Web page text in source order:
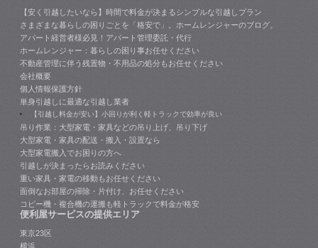
【安く引越したいなら】時間で料金が決まるシンプルな引越しプラン
さまざまな暮らしの困りごとを「格安で」。ホームレンジャーのブログ。
アパート経営者様必見！アパート管理委託・代行
ホームレンジャー：暮らしの困り事お任せください
不動産管理に伴う残置物・不用品の処分もお任せください
会社概要
個人情報保護方針
単身引越しに最適な引越し業者
【引越し料金が安い】小回りが利く軽トラックで効率が良い
吊り作業：大型家電・家具などの吊り上げ、吊り下げ
大型家電・家具の配送・搬入・設置なら
大型家電搬入でお困りの方へ
引越しが決まったらお読みください
重い家具・家電の移動もお任せください
面倒なお部屋の掃除・片付け、お任せください
コピー機・複合機の運搬も軽トラックで料金が格安
便利屋サービスの提供エリア
東京23区
横浜